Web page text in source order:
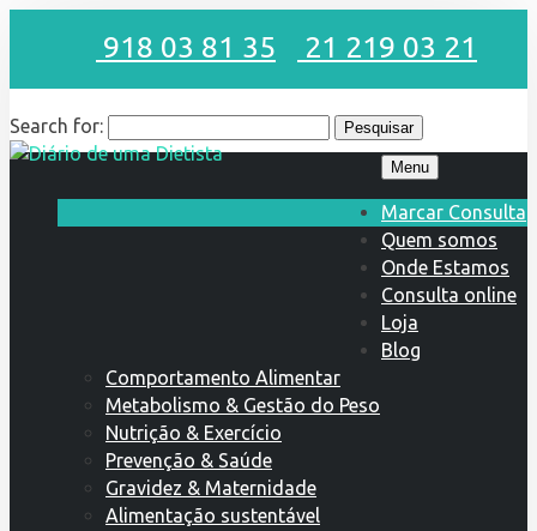
918 03 81 35 21 219 03 21
Search for:
Menu
Marcar Consulta
Quem somos
Onde Estamos
Consulta online
Loja
Blog
Comportamento Alimentar
Metabolismo & Gestão do Peso
Nutrição & Exercício
Prevenção & Saúde
Gravidez & Maternidade
Alimentação sustentável